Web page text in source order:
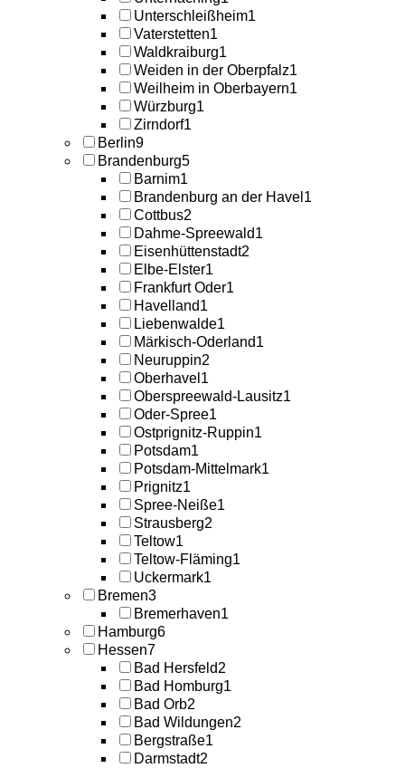
Unterschleißheim1
Vaterstetten1
Waldkraiburg1
Weiden in der Oberpfalz1
Weilheim in Oberbayern1
Würzburg1
Zirndorf1
Berlin9
Brandenburg5
Barnim1
Brandenburg an der Havel 1
Cottbus2
Dahme-Spreewald1
Eisenhüttenstadt2
Elbe-Elster1
Frankfurt Oder1
Havelland1
Liebenwalde1
Märkisch-Oderland1
Neuruppin2
Oberhavel 1
Oberspreewald-Lausitz1
Oder-Spree1
Ostprignitz-Ruppin1
Potsdam1
Potsdam-Mittelmark1
Prignitz1
Spree-Neiße1
Strausberg2
Teltow1
Teltow-Fläming1
Uckermark1
Bremen3
Bremerhaven1
Hamburg6
Hessen7
Bad Hersfeld2
Bad Homburg1
Bad Orb2
Bad Wildungen2
Bergstraße1
Darmstadt2